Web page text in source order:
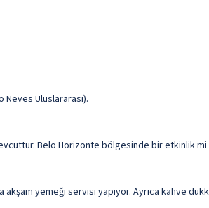
Neves Uluslararası).
Belo Horizonte bölgesinde bir etkinlik
yemeği servisi yapıyor. Ayrıca kahve